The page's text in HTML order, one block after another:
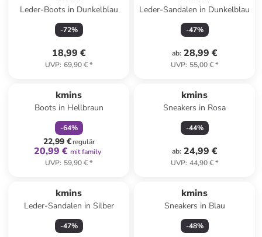
Leder-Boots in Dunkelblau
-72%
18,99 €
UVP: 69,90 €*
Leder-Sandalen in Dunkelblau
-47%
ab: 28,99 €
UVP: 55,00 €*
kmins
Boots in Hellbraun
-64%
22,99 €regulär
20,99 € mit family
UVP: 59,90 €*
kmins
Sneakers in Rosa
-44%
ab: 24,99 €
UVP: 44,90 €*
kmins
Leder-Sandalen in Silber
-47%
kmins
Sneakers in Blau
-48%